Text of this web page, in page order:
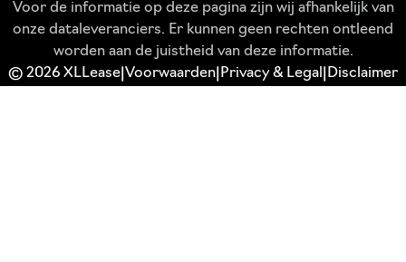
Voor de informatie op deze pagina zijn wij afhankelijk van
onze dataleveranciers. Er kunnen geen rechten ontleend
worden aan de juistheid van deze informatie.
© 2026 XLLease Voorwaarden Privacy & Legal Disclaimer